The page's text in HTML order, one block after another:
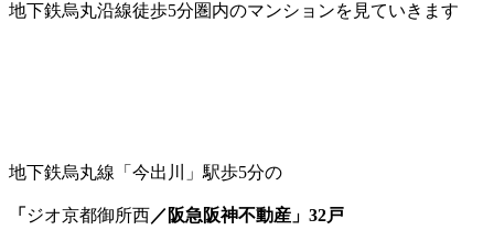
地下鉄烏丸沿線徒歩5分圏内のマンションを見ていきます
地下鉄烏丸線「今出川」駅歩5分の
「 ジオ京都御所西／阪急阪神不動産」32戸